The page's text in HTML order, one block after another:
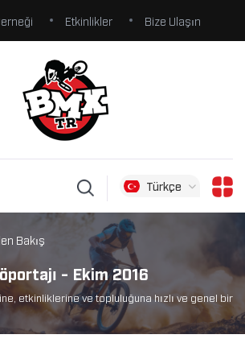
Etkinlikler Bize Ulaşın
Türkçe
Bakış
- Ekim 2016
etkinliklerine ve topluluğuna hızlı ve genel bir